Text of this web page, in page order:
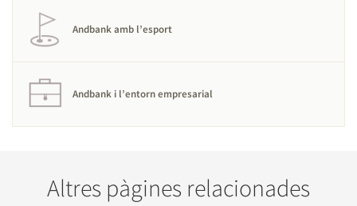
Andbank amb l’esport
Andbank i l’entorn empresarial
Altres pàgines relacionades